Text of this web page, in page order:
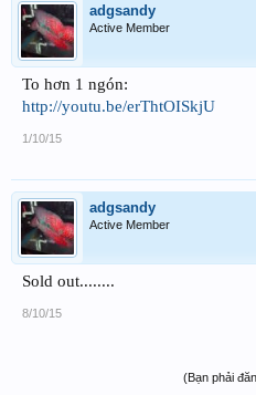
adgsandy
Active Member
To hơn 1 ngón:
http://youtu.be/erThtOISkjU
1/10/15
adgsandy
Active Member
Sold out........
8/10/15
(Bạn phải